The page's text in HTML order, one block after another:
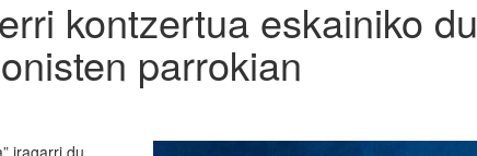
kontzertua eskainiko du
parrokian
iragarri du